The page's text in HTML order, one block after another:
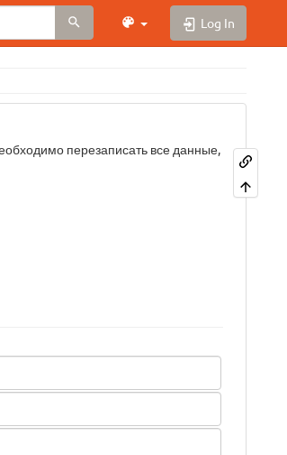
Log In
перезаписать все данные,